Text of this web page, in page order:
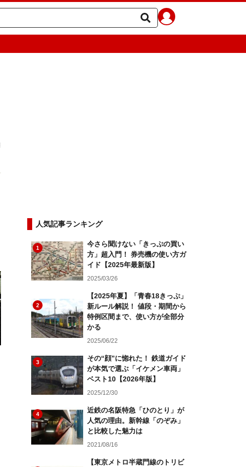
人気記事ランキング
1
今さら聞けない「きっぷの買い
方」超入門！ 券売機の使い方ガ
イド【2025年最新版】
2025/03/26
2
【2025年夏】「青春18きっぷ」
新ルール解説！ 値段・期間から
特例区間まで、使い方が全部分
かる
2025/06/22
3
その“顔”に惚れた！ 鉄道ガイド
が本気で選ぶ「イケメン車両」
ベスト10【2026年版】
2025/12/30
4
近鉄の名阪特急「ひのとり」が
人気の理由。新幹線「のぞみ」
と比較した魅力は
2021/08/16
【東京メトロ半蔵門線のトリビ